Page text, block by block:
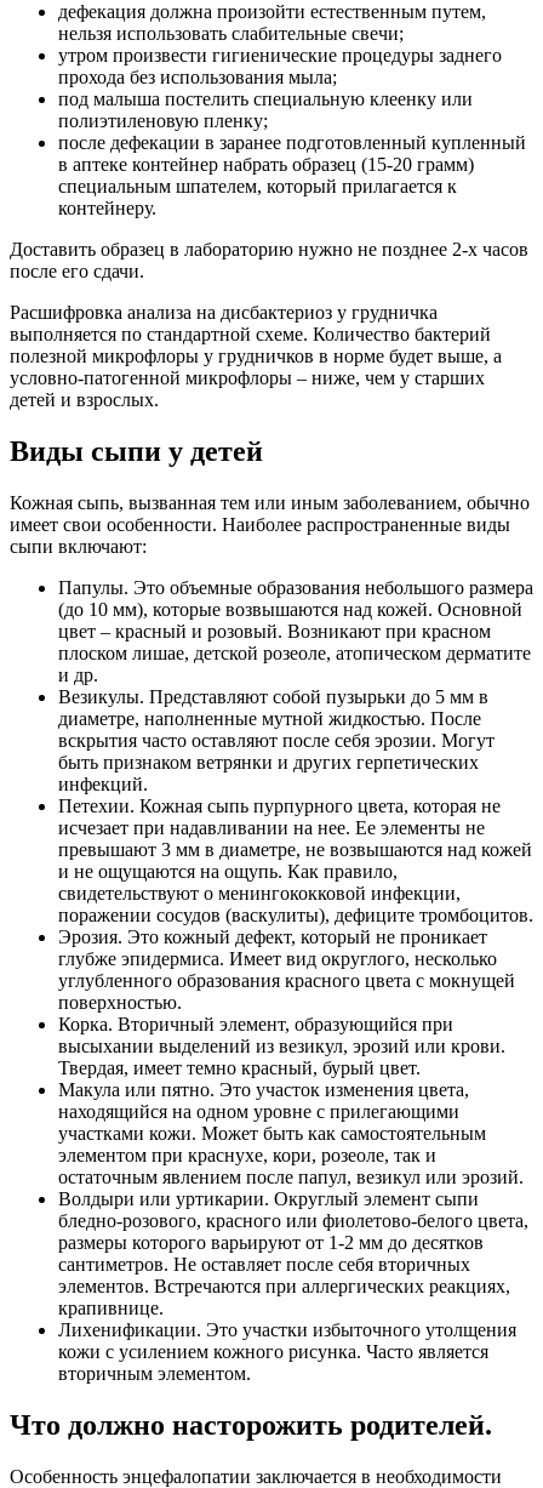
дефекация должна произойти естественным путем,
нельзя использовать слабительные свечи;
утром произвести гигиенические процедуры заднего
прохода без использования мыла;
под малыша постелить специальную клеенку или
полиэтиленовую пленку;
после дефекации в заранее подготовленный купленный
в аптеке контейнер набрать образец (15-20 грамм)
специальным шпателем, который прилагается к
контейнеру.
Доставить образец в лабораторию нужно не позднее 2-х часов
после его сдачи.
Расшифровка анализа на дисбактериоз у грудничка
выполняется по стандартной схеме. Количество бактерий
полезной микрофлоры у грудничков в норме будет выше, а
условно-патогенной микрофлоры – ниже, чем у старших
детей и взрослых.
Виды сыпи у детей
Кожная сыпь, вызванная тем или иным заболеванием, обычно
имеет свои особенности. Наиболее распространенные виды
сыпи включают:
Папулы. Это объемные образования небольшого размера
(до 10 мм), которые возвышаются над кожей. Основной
цвет – красный и розовый. Возникают при красном
плоском лишае, детской розеоле, атопическом дерматите
и др.
Везикулы. Представляют собой пузырьки до 5 мм в
диаметре, наполненные мутной жидкостью. После
вскрытия часто оставляют после себя эрозии. Могут
быть признаком ветрянки и других герпетических
инфекций.
Петехии. Кожная сыпь пурпурного цвета, которая не
исчезает при надавливании на нее. Ее элементы не
превышают 3 мм в диаметре, не возвышаются над кожей
и не ощущаются на ощупь. Как правило,
свидетельствуют о менингококковой инфекции,
поражении сосудов (васкулиты), дефиците тромбоцитов.
Эрозия. Это кожный дефект, который не проникает
глубже эпидермиса. Имеет вид округлого, несколько
углубленного образования красного цвета с мокнущей
поверхностью.
Корка. Вторичный элемент, образующийся при
высыхании выделений из везикул, эрозий или крови.
Твердая, имеет темно красный, бурый цвет.
Макула или пятно. Это участок изменения цвета,
находящийся на одном уровне с прилегающими
участками кожи. Может быть как самостоятельным
элементом при краснухе, кори, розеоле, так и
остаточным явлением после папул, везикул или эрозий.
Волдыри или уртикарии. Округлый элемент сыпи
бледно-розового, красного или фиолетово-белого цвета,
размеры которого варьируют от 1-2 мм до десятков
сантиметров. Не оставляет после себя вторичных
элементов. Встречаются при аллергических реакциях,
крапивнице.
Лихенификации. Это участки избыточного утолщения
кожи с усилением кожного рисунка. Часто является
вторичным элементом.
Что должно насторожить родителей.
Особенность энцефалопатии заключается в необходимости